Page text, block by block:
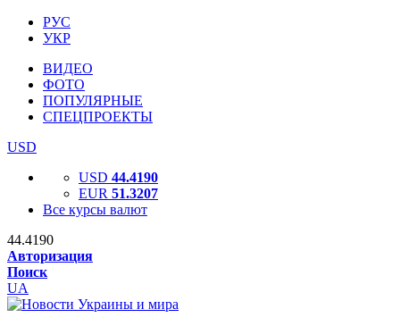
РУС
УКР
ВИДЕО
ФОТО
ПОПУЛЯРНЫЕ
СПЕЦПРОЕКТЫ
USD
USD 44.4190
EUR 51.3207
Все курсы валют
44.4190
Авторизация
Поиск
UA